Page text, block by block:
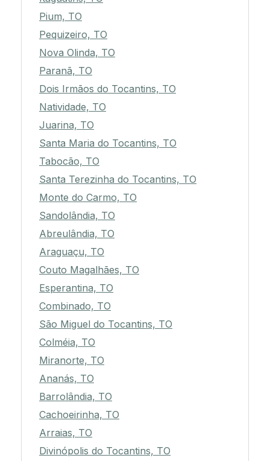
Pium, TO
Pequizeiro, TO
Nova Olinda, TO
Paranã, TO
Dois Irmãos do Tocantins, TO
Natividade, TO
Juarina, TO
Santa Maria do Tocantins, TO
Tabocão, TO
Santa Terezinha do Tocantins, TO
Monte do Carmo, TO
Sandolândia, TO
Abreulândia, TO
Araguaçu, TO
Couto Magalhães, TO
Esperantina, TO
Combinado, TO
São Miguel do Tocantins, TO
Colméia, TO
Miranorte, TO
Ananás, TO
Barrolândia, TO
Cachoeirinha, TO
Arraias, TO
Divinópolis do Tocantins, TO